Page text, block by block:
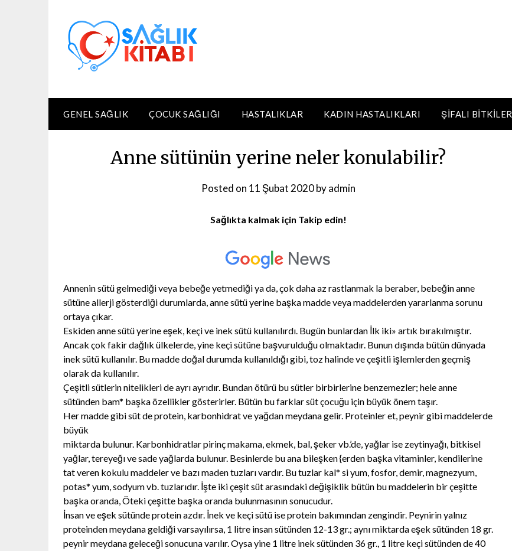
GENEL SAĞLIK ÇOCUK SAĞLIĞI HASTALIKLAR KADIN HASTALIKLARI ŞIFALI BITKILER
Anne sütünün yerine neler konulabilir?
Posted on 11 Şubat 2020byadmin
Sağlıkta kalmak için Takip edin!
Annenin sütü gelmediği veya bebeğe yetmediği ya da, çok daha az rastlanmak la beraber, bebeğin anne
sütüne allerji gösterdiği durumlarda, anne sütü yerine başka madde veya maddelerden yararlanma sorunu
ortaya çıkar.
Eskiden anne sütü yerine eşek, keçi ve inek sütü kullanılırdı. Bugün bunlardan İlk iki» artık bırakılmıştır.
Ancak çok fakir dağlık ülkelerde, yine keçi sütüne başvurulduğu olmaktadır. Bunun dışında bütün dünyada
inek sütü kullanılır. Bu madde doğal durumda kullanıldığı gibi, toz halinde ve çeşitli işlemlerden geçmiş
olarak da kullanılır.
Çeşitli sütlerin nitelikleri de ayrı ayrıdır. Bundan ötürü bu sütler birbirlerine benzemezler; hele anne
sütünden bam* başka özellikler gösterirler. Bütün bu farklar süt çocuğu için büyük önem taşır.
Her madde gibi süt de protein, karbonhidrat ve yağdan meydana gelir. Proteinler et, peynir gibi maddelerde
büyük
miktarda bulunur. Karbonhidratlar pirinç makama, ekmek, bal, şeker vb.’de, yağlar ise zeytinyağı, bitkisel
yağlar, tereyeğı ve sade yağlarda bulunur. Besinlerde bu ana bileşken {erden başka vitaminler, kendilerine
tat veren kokulu maddeler ve bazı maden tuzları vardır. Bu tuzlar kal* si yum, fosfor, demir, magnezyum,
potas* yum, sodyum vb. tuzlarıdır. İşte iki çeşit süt arasındaki değişiklik bütün bu maddelerin bir çeşitte
başka oranda, Öteki çeşitte başka oranda bulunmasının sonucudur.
İnsan ve eşek sütünde protein azdır. İnek ve keçi sütü ise protein bakımından zengindir. Peynirin yalnız
proteinden meydana geldiği varsayılırsa, 1 litre insan sütünden 12-13 gr.; aynı miktarda eşek sütünden 18 gr.
peynir meydana geleceği sonucuna varılır. Oysa yine 1 litre inek sütünden 36 gr., 1 litre keçi sütünden de 40